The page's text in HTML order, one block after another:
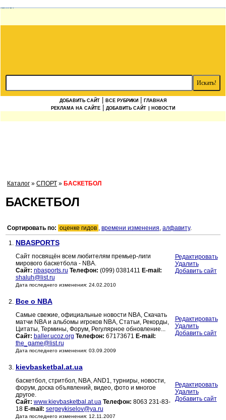
ДОБАВИТЬ САЙТ ВСЕ РУБРИКИ
ГЛАВНАЯ
РЕКЛАМА НА САЙТЕ
ДОБАВИТЬ САЙТ | НОВОСТИ
Каталог » СПОРТ » БАСКЕТБОЛ
БАСКЕТБОЛ
Сортировать по: оценке гидов , времени изменения, алфавиту.
1. NBASPORTS
Сайт посвящён всем любителям премьер-лиги
мирового баскетбола - NBA.
Сайт: nbasports.ru Телефон: (099) 0381411 E-mail:
shaluh@list.ru
Дата последнего изменения: 24.02.2010
Редактировать
Удалить
Добавить сайт
2. Все о NBA
Самые свежие, официальные новости NBA, Скачать
матчи NBA и альбомы игроков NBA, Статьи, Рекорды,
Цитаты, Термины, Форум, Регулярное обновление...
Сайт: baller.ucoz.org Телефон: 67173671 E-mail:
the_game@list.ru
Дата последнего изменения: 03.09.2009
Редактировать
Удалить
Добавить сайт
3. kievbasketbal.at.ua
баскетбол, стритбол, NBA, AND1, турниры, новости,
форум, доска объявлений, видео, фото и многое
другое.
Сайт: www.kievbasketbal.at.ua Телефон: 8063 231-83-
18 E-mail: sergeykiselov@ya.ru
Дата последнего изменения: 12.11.2007
Редактировать
Удалить
Добавить сайт